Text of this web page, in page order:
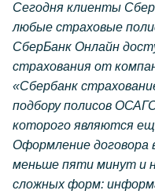
Сегодня клиенты
любые страховые
СберБанк Онлайн
страхования от
«Сбербанк
подбору полисов
которого являются
Оформление договора
меньше пяти минут и
сложных форм: